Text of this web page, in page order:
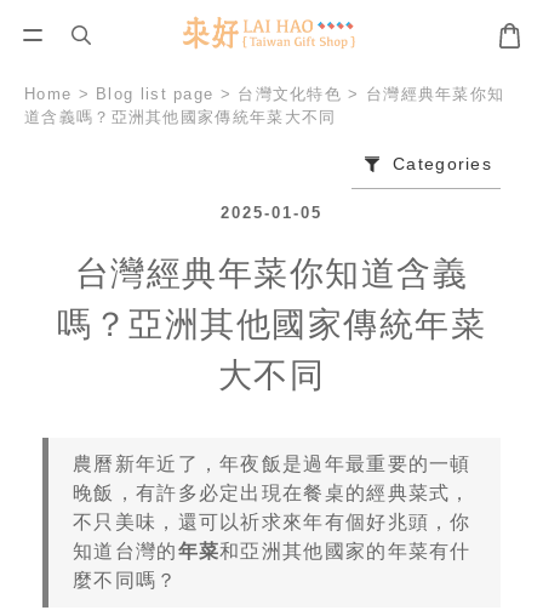
Home > Blog list page > 台灣文化特色 > 台灣經典年菜你知
道含義嗎？亞洲其他國家傳統年菜大不同
Categories
2025-01-05
台灣經典年菜你知道含義
嗎？亞洲其他國家傳統年菜
大不同
農曆新年近了，年夜飯是過年最重要的一頓
晚飯，有許多必定出現在餐桌的經典菜式，
不只美味，還可以祈求來年有個好兆頭，你
知道台灣的年菜和亞洲其他國家的年菜有什
麼不同嗎？